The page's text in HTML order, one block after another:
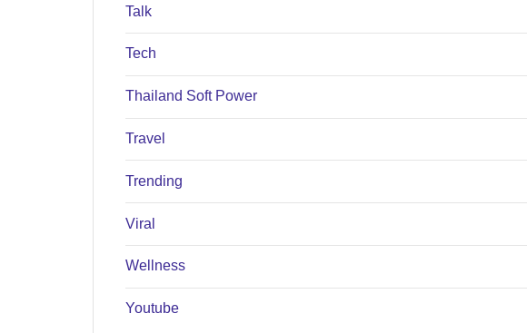
Talk
Tech
Thailand Soft Power
Travel
Trending
Viral
Wellness
Youtube